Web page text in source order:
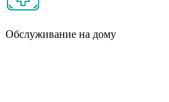
Обслуживание на дому